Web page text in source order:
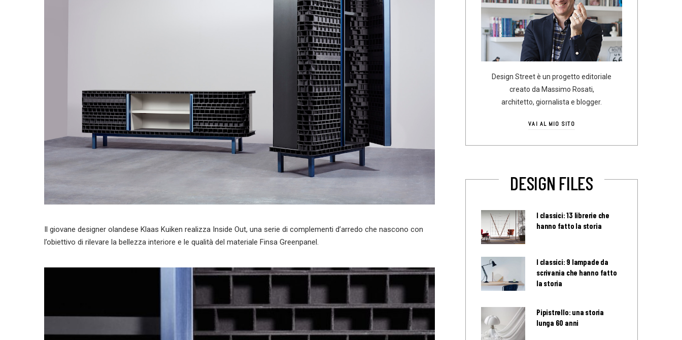
Il giovane designer olandese Klaas Kuiken realizza Inside Out, una serie di complementi d’arredo che nascono con
l’obiettivo di rilevare la bellezza interiore e le qualità del materiale Finsa Greenpanel.
Design Street è un progetto editoriale
creato da Massimo Rosati,
architetto, giornalista e blogger.
VAI AL MIO SITO
DESIGN FILES
I classici: 13 librerie che
hanno fatto la storia
I classici: 9 lampade da
scrivania che hanno fatto
la storia
Pipistrello: una storia
lunga 60 anni